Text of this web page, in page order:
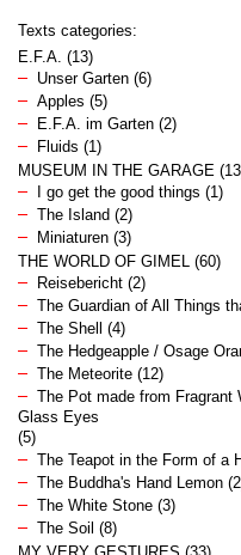
Texts categories:
E.F.A. (13)
Unser Garten (6)
Apples (5)
E.F.A. im Garten (2)
Fluids (1)
MUSEUM IN THE GARAGE
I go get the good things (1)
The Island (2)
Miniaturen (3)
THE WORLD OF GIMEL (60)
Reisebericht (2)
The Guardian of All Things
The Shell
(4)
The Hedgeapple / Osage
The Meteorite (12)
The Pot made from Fragrant
Glass Eyes
(5)
The Teapot in the Form of a
The Buddha's Hand Lemon
The White Stone (3)
The Soil (8)